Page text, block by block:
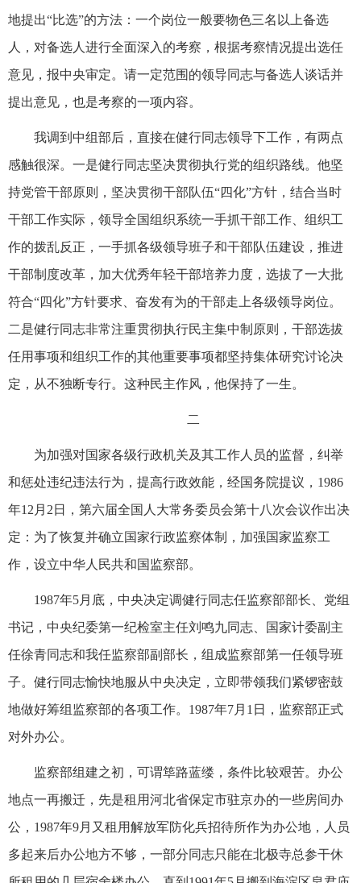
地提出“比选”的方法：一个岗位一般要物色三名以上备选
人，对备选人进行全面深入的考察，根据考察情况提出选任
意见，报中央审定。请一定范围的领导同志与备选人谈话并
提出意见，也是考察的一项内容。
我调到中组部后，直接在健行同志领导下工作，有两点
感触很深。一是健行同志坚决贯彻执行党的组织路线。他坚
持党管干部原则，坚决贯彻干部队伍“四化”方针，结合当时
干部工作实际，领导全国组织系统一手抓干部工作、组织工
作的拨乱反正，一手抓各级领导班子和干部队伍建设，推进
干部制度改革，加大优秀年轻干部培养力度，选拔了一大批
符合“四化”方针要求、奋发有为的干部走上各级领导岗位。
二是健行同志非常注重贯彻执行民主集中制原则，干部选拔
任用事项和组织工作的其他重要事项都坚持集体研究讨论决
定，从不独断专行。这种民主作风，他保持了一生。
二
为加强对国家各级行政机关及其工作人员的监督，纠举
和惩处违纪违法行为，提高行政效能，经国务院提议，1986
年12月2日，第六届全国人大常务委员会第十八次会议作出决
定：为了恢复并确立国家行政监察体制，加强国家监察工
作，设立中华人民共和国监察部。
1987年5月底，中央决定调健行同志任监察部部长、党组
书记，中央纪委第一纪检室主任刘鸣九同志、国家计委副主
任徐青同志和我任监察部副部长，组成监察部第一任领导班
子。健行同志愉快地服从中央决定，立即带领我们紧锣密鼓
地做好筹组监察部的各项工作。1987年7月1日，监察部正式
对外办公。
监察部组建之初，可谓筚路蓝缕，条件比较艰苦。办公
地点一再搬迁，先是租用河北省保定市驻京办的一些房间办
公，1987年9月又租用解放军防化兵招待所作为办公地，人员
多起来后办公地方不够，一部分同志只能在北极寺总参干休